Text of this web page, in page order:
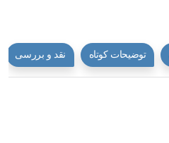
توضیحات کوتاه نقد و بررسی